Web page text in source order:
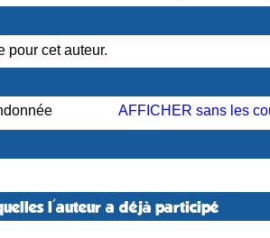
pour cet auteur.
AFFICHER sans les
l'auteur a déjà participé